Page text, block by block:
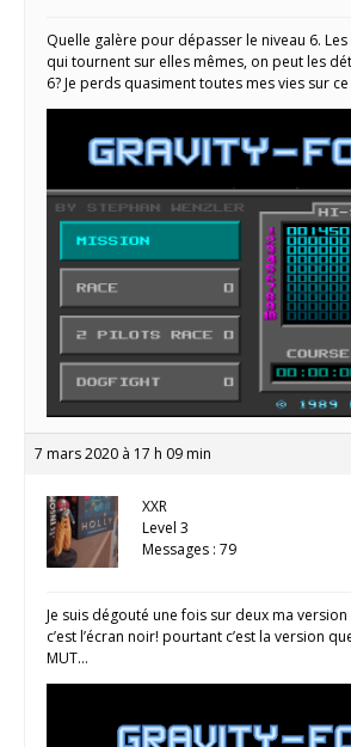
Quelle galère pour dépasser le niveau 6.
qui tournent sur elles mêmes, on peut les
6? Je perds quasiment toutes mes vies sur
7 mars 2020 à 17 h 09 min
XXR
Level 3
Messages : 79
Je suis dégouté une fois sur deux ma
c’est l’écran noir! pourtant c’est la version
MUT…